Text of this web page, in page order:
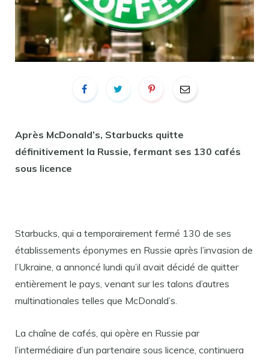
Après McDonald’s, Starbucks quitte
définitivement la Russie, fermant ses 130 cafés
sous licence
Starbucks, qui a temporairement fermé 130 de ses
établissements éponymes en Russie après l’invasion de
l’Ukraine, a annoncé lundi qu’il avait décidé de quitter
entièrement le pays, venant sur les talons d’autres
multinationales telles que McDonald’s.
La chaîne de cafés, qui opère en Russie par
l’intermédiaire d’un partenaire sous licence, continuera